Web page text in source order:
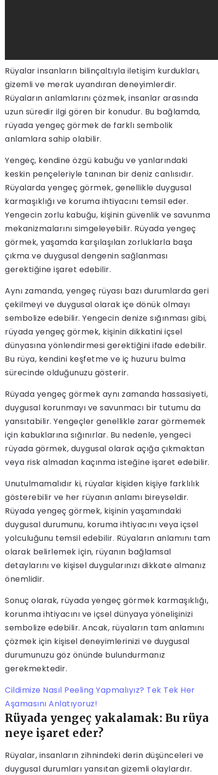
Rüyalar insanların bilinçaltıyla iletişim kurdukları,
gizemli ve merak uyandıran deneyimlerdir.
Rüyaların anlamlarını çözmek, insanlar arasında
uzun süredir ilgi gören bir konudur. Bu bağlamda,
rüyada yengeç görmek de farklı sembolik
anlamlara sahip olabilir.
Yengeç, kendine özgü kabuğu ve yanlarındaki
keskin pençeleriyle tanınan bir deniz canlısıdır.
Rüyalarda yengeç görmek, genellikle duygusal
karmaşıklığı ve koruma ihtiyacını temsil eder.
Yengecin zorlu kabuğu, kişinin güvenlik ve savunma
mekanizmalarını simgeleyebilir. Rüyada yengeç
görmek, yaşamda karşılaşılan zorluklarla başa
çıkma ve duygusal dengenin sağlanması
gerektiğine işaret edebilir.
Aynı zamanda, yengeç rüyası bazı durumlarda geri
çekilmeyi ve duygusal olarak içe dönük olmayı
sembolize edebilir. Yengecin denize sığınması gibi,
rüyada yengeç görmek, kişinin dikkatini içsel
dünyasına yönlendirmesi gerektiğini ifade edebilir.
Bu rüya, kendini keşfetme ve iç huzuru bulma
sürecinde olduğunuzu gösterir.
Rüyada yengeç görmek aynı zamanda hassasiyeti,
duygusal korunmayı ve savunmacı bir tutumu da
yansıtabilir. Yengeçler genellikle zarar görmemek
için kabuklarına sığınırlar. Bu nedenle, yengeci
rüyada görmek, duygusal olarak açığa çıkmaktan
veya risk almadan kaçınma isteğine işaret edebilir.
Unutulmamalıdır ki, rüyalar kişiden kişiye farklılık
gösterebilir ve her rüyanın anlamı bireyseldir.
Rüyada yengeç görmek, kişinin yaşamındaki
duygusal durumunu, koruma ihtiyacını veya içsel
yolculuğunu temsil edebilir. Rüyaların anlamını tam
olarak belirlemek için, rüyanın bağlamsal
detaylarını ve kişisel duygularınızı dikkate almanız
önemlidir.
Sonuç olarak, rüyada yengeç görmek karmaşıklığı,
korunma ihtiyacını ve içsel dünyaya yönelişinizi
sembolize edebilir. Ancak, rüyaların tam anlamını
çözmek için kişisel deneyimlerinizi ve duygusal
durumunuzu göz önünde bulundurmanız
gerekmektedir.
Cildimize Nasıl Peeling Yapmalıyız? Tek Tek Her
Aşamasını Anlatıyoruz!
Rüyada yengeç yakalamak: Bu rüya
neye işaret eder?
Rüyalar, insanların zihnindeki derin düşünceleri ve
duygusal durumları yansıtan gizemli olaylardır.